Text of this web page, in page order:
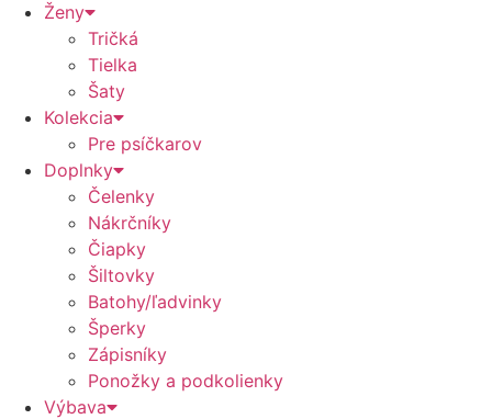
Ženy
Tričká
Tielka
Šaty
Kolekcia
Pre psíčkarov
Doplnky
Čelenky
Nákrčníky
Čiapky
Šiltovky
Batohy/ľadvinky
Šperky
Zápisníky
Ponožky a podkolienky
Výbava